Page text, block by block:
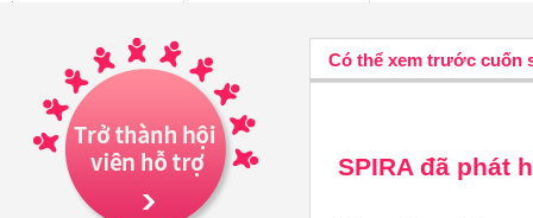
Có thể xem trước cuốn
SPIRA đã phát